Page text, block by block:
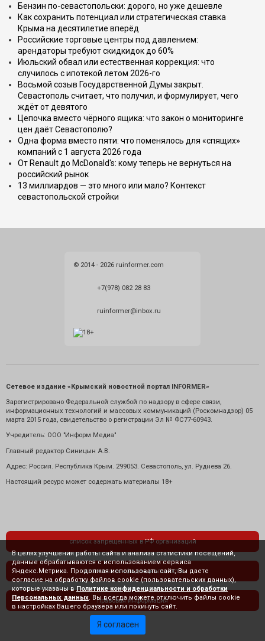
Бензин по-севастопольски: дорого, но уже дешевле
Как сохранить потенциал или стратегическая ставка
Крыма на десятилетие вперёд
Российские торговые центры под давлением:
арендаторы требуют скидкидок до 60%
Июльский обвал или естественная коррекция: что
случилось с ипотекой летом 2026-го
Восьмой созыв Государственной Думы закрыт.
Севастополь считает, что получил, и формулирует, чего
ждёт от девятого
Цепочка вместо чёрного ящика: что закон о мониторинге
цен даёт Севастополю?
Одна форма вместо пяти: что поменялось для «спящих»
компаний с 1 августа 2026 года
От Renault до McDonald's: кому теперь не вернуться на
российский рынок
13 миллиардов — это много или мало? Контекст
севастопольской стройки
© 2014 - 2026 ruinformer.com
+7(978) 082 28 83
ruinformer@inbox.ru
Сетевое издание «Крымский новостной портал INFORMER»
Зарегистрировано Федеральной службой по надзору в сфере связи,
информационных технологий и массовых коммуникаций (Роскомнадзор) 05
марта 2015 года, свидетельство о регистрации Эл № ФС77-60943.
Учредитель: ООО "Информ Медиа"
Главный редактор Синицын А.В.
Адрес: Россия. Республика Крым. 299053. Севастополь, ул. Руднева 26.
Настоящий ресурс может содержать материалы 18+
список запрещенных в РФ организаций
политика конфиденциальности
правовая информация
В целях улучшения работы сайта и анализа статистики посещений,
данные обрабатываются с использованием сервиса
Яндекс.Метрика. Продолжая использовать сайт, Вы даете
согласие на обработку файлов cookie (пользовательских данных),
которые указаны в Политике конфиденциальности и обработки
Персональных данных . Вы всегда можете отключить файлы cookie
в настройках Вашего браузера или покинуть сайт.
Я согласен